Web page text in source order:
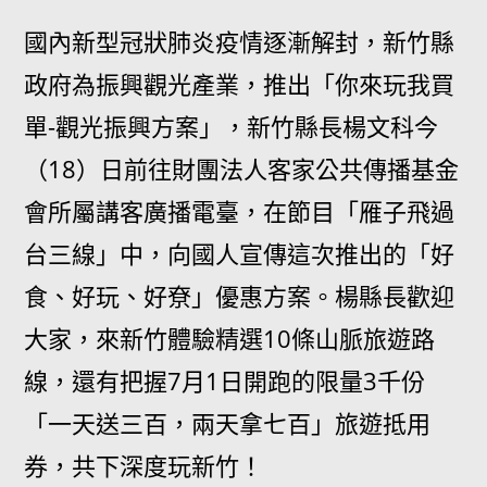
國內新型冠狀肺炎疫情逐漸解封，新竹縣
政府為振興觀光產業，推出「你來玩我買
單-觀光振興方案」，新竹縣長楊文科今
（18）日前往財團法人客家公共傳播基金
會所屬講客廣播電臺，在節目「雁子飛過
台三線」中，向國人宣傳這次推出的「好
食、好玩、好尞」優惠方案。楊縣長歡迎
大家，來新竹體驗精選10條山脈旅遊路
線，還有把握7月1日開跑的限量3千份
「一天送三百，兩天拿七百」旅遊抵用
券，共下深度玩新竹！